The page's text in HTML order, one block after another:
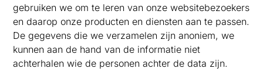
gebruiken we om te leren van onze websitebezoekers
en daarop onze producten en diensten aan te passen.
De gegevens die we verzamelen zijn anoniem, we
kunnen aan de hand van de informatie niet
achterhalen wie de personen achter de data zijn.